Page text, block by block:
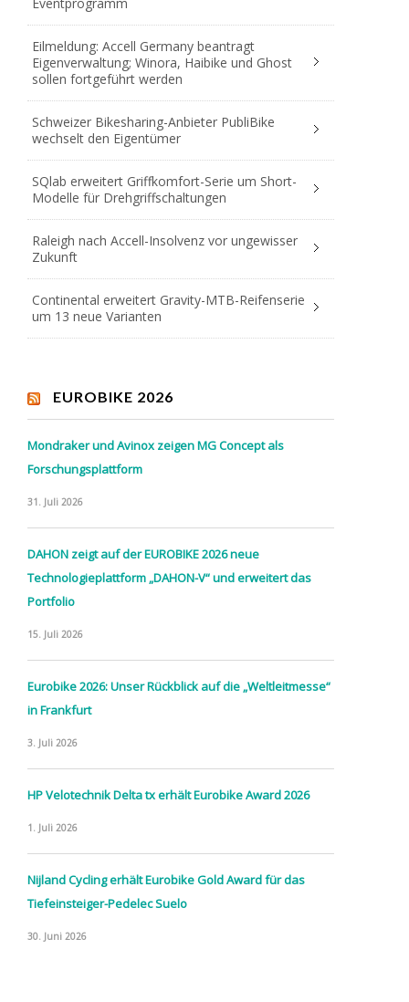
Eventprogramm
Eilmeldung: Accell Germany beantragt
Eigenverwaltung; Winora, Haibike und Ghost
sollen fortgeführt werden
Schweizer Bikesharing-Anbieter PubliBike
wechselt den Eigentümer
SQlab erweitert Griffkomfort-Serie um Short-
Modelle für Drehgriffschaltungen
Raleigh nach Accell-Insolvenz vor ungewisser
Zukunft
Continental erweitert Gravity-MTB-Reifenserie
um 13 neue Varianten
EUROBIKE 2026
Mondraker und Avinox zeigen MG Concept als
Forschungsplattform
31. Juli 2026
DAHON zeigt auf der EUROBIKE 2026 neue
Technologieplattform „DAHON-V“ und erweitert das
Portfolio
15. Juli 2026
Eurobike 2026: Unser Rückblick auf die „Weltleitmesse“
in Frankfurt
3. Juli 2026
HP Velotechnik Delta tx erhält Eurobike Award 2026
1. Juli 2026
Nijland Cycling erhält Eurobike Gold Award für das
Tiefeinsteiger-Pedelec Suelo
30. Juni 2026